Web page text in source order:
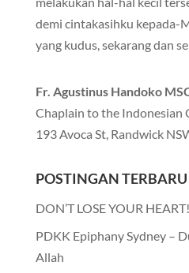
demi cintakasihku kepada-
yang kudus, sekarang dan
Fr. Agustinus Handoko
Chaplain to the Indonesian
193 Avoca St, Randwick
POSTINGAN TERBARU
DON’T LOSE YOUR HEART!
PDKK Epiphany Sydney –
Allah